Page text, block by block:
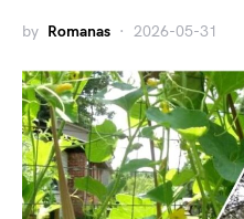
by Romanas 2026-05-31